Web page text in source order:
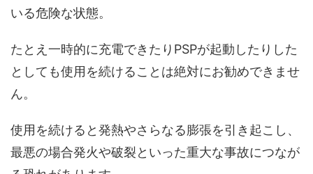
いる危険な状態。
たとえ一時的に充電できたりPSPが起動したりした
としても使用を続けることは絶対にお勧めできませ
ん。
使用を続けると発熱やさらなる膨張を引き起こし、
最悪の場合発火や破裂といった重大な事故につなが